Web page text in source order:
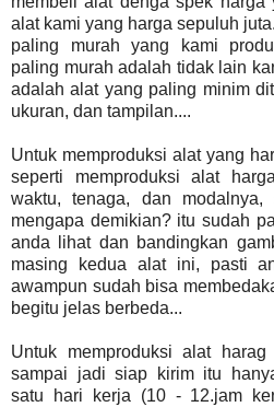
alat kami yang harga sepuluh
paling murah yang kami
paling murah adalah tidak lain
adalah alat yang paling minim
ukuran, dan tampilan....
Untuk memproduksi alat yang
seperti memproduksi alat
waktu, tenaga, dan modalnya,
mengapa demikian? itu sudah
anda lihat dan bandingkan
masing kedua alat ini, pasti
awampun sudah bisa
begitu jelas berbeda...
Untuk memproduksi alat
sampai jadi siap kirim itu
satu hari kerja (10 - 12.jam